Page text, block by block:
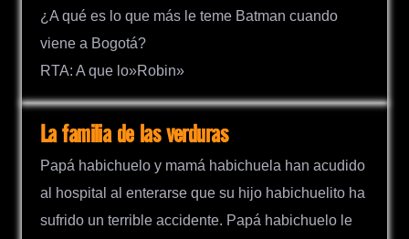
¿A qué es lo que más le teme Batman cuando
viene a Bogotá?
RTA: A que lo»Robin»
La familia de las verduras
Papá habichuelo y mamá habichuela han acudido
al hospital al enterarse que su hijo habichuelito ha
sufrido un terrible accidente. Papá habichuelo le